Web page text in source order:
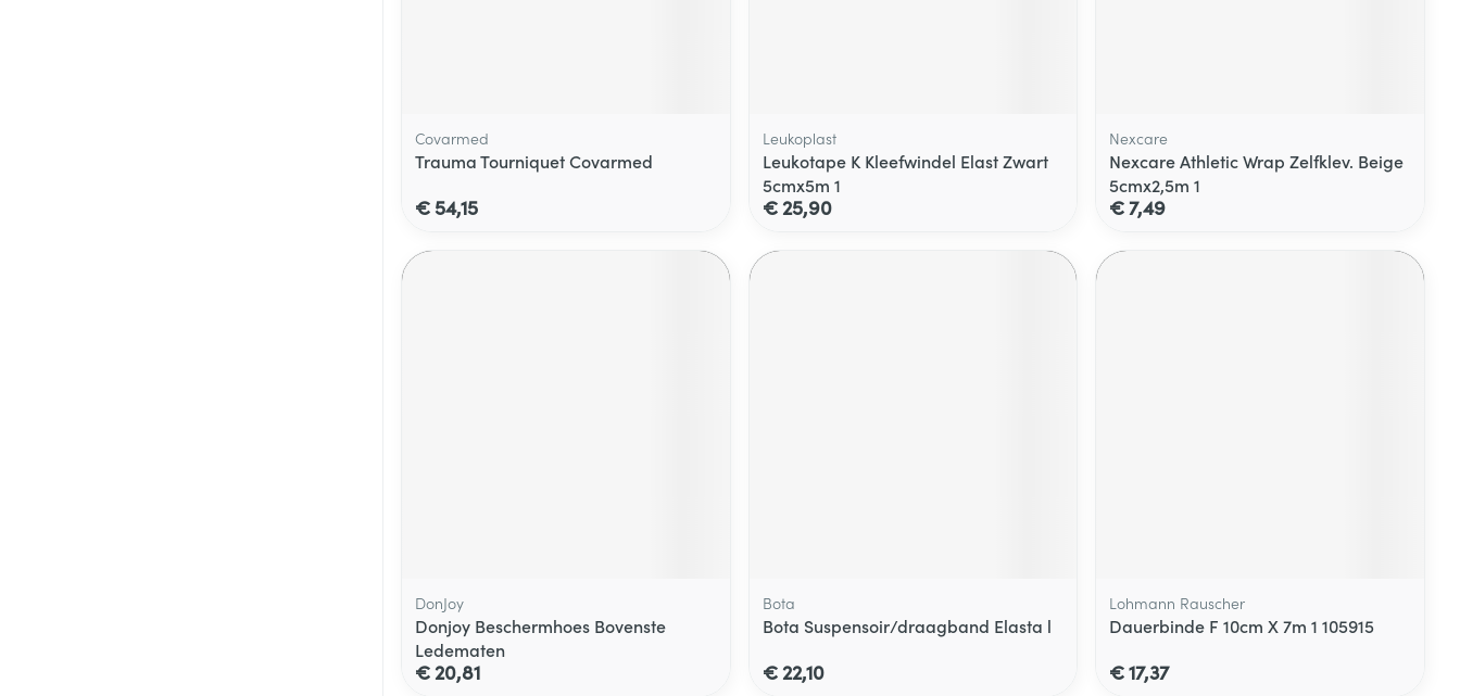
Covarmed
Trauma Tourniquet Covarmed
€ 54,15
Leukoplast
Leukotape K Kleefwindel Elast Zwart
5cmx5m 1
€ 25,90
Nexcare
Nexcare Athletic Wrap Zelfklev. Beige
5cmx2,5m 1
€ 7,49
DonJoy
Donjoy Beschermhoes Bovenste
Ledematen
€ 20,81
Bota
Bota Suspensoir/draagband Elasta l
€ 22,10
Lohmann Rauscher
Dauerbinde F 10cm X 7m 1 105915
€ 17,37